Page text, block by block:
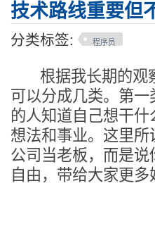
技术路线重要但
分类标签: 程序员
根据我长期的观
可以分成几类。第
的人知道自己想干
想法和事业。这里
公司当老板，而是
自由，带给大家更